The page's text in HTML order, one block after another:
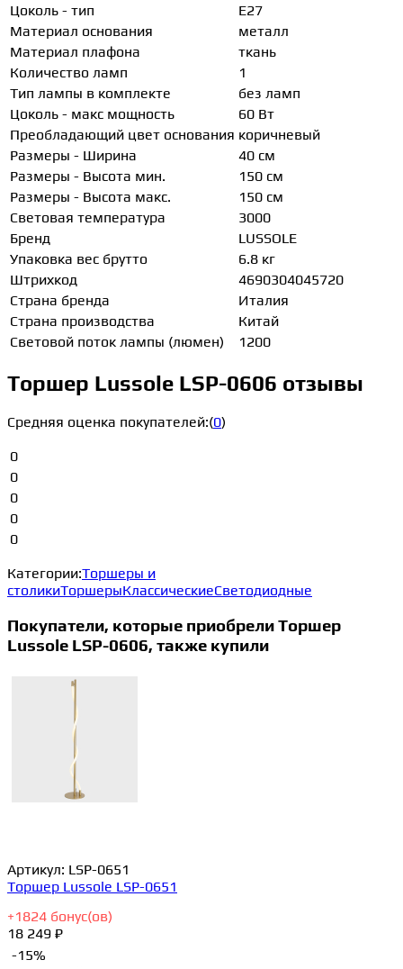
Цоколь - тип
E27
Материал основания
металл
Материал плафона
ткань
Количество ламп
1
Тип лампы в комплекте
без ламп
Цоколь - макс мощность
60 Вт
Преобладающий цвет основания коричневый
Размеры - Ширина
40 см
Размеры - Высота мин.
150 см
Размеры - Высота макс.
150 см
Световая температура
3000
Бренд
LUSSOLE
Упаковка вес брутто
6.8 кг
Штрихкод
4690304045720
Страна бренда
Италия
Страна производства
Китай
Световой поток лампы (люмен)
1200
Торшер Lussole LSP-0606 отзывы
Средняя оценка покупателей:(0)
0
0
0
0
0
Категории:Торшеры и
столикиТоршерыКлассическиеСветодиодные
Покупатели, которые приобрели Торшер
Lussole LSP-0606, также купили
Артикул: LSP-0651
Торшер Lussole LSP-0651
+1824 бонус(ов)
18 249 ₽
-15%